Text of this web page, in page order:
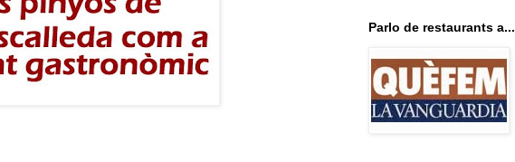
Parlo de restaurants a...